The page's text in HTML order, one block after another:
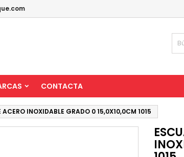
CONTACTA
ACERO INOXIDABLE GRADO 0 15,0X10,0CM 1015